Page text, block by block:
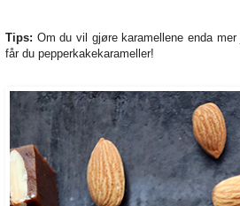
Tips: Om du vil gjøre karamellene enda
får du pepperkakekarameller!